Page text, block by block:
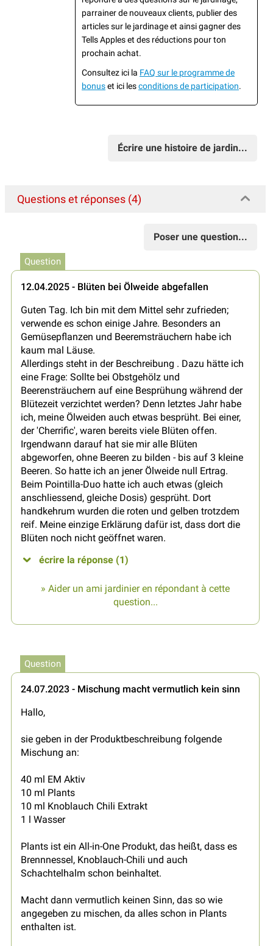
parrainer de nouveaux clients, publier des
articles sur le jardinage et ainsi gagner des
Tells Apples et des réductions pour ton
prochain achat.
Consultez ici la FAQ sur le programme de
bonuset ici lesconditions de participation.
Écrire une histoire de jardin...
Questions et réponses (4)
Poser une question...
Question
12.04.2025 - Blüten bei Ölweide abgefallen
Guten Tag. Ich bin mit dem Mittel sehr zufrieden;
verwende es schon einige Jahre. Besonders an
Gemüsepflanzen und Beeremsträuchern habe ich
kaum mal Läuse.
Allerdings steht in der Beschreibung . Dazu hätte ich
eine Frage: Sollte bei Obstgehölz und
Beerensträuchern auf eine Besprühung während der
Blütezeit verzichtet werden? Denn letztes Jahr habe
ich, meine Ölweiden auch etwas besprüht. Bei einer,
der 'Cherrific', waren bereits viele Blüten offen.
Irgendwann darauf hat sie mir alle Blüten
abgeworfen, ohne Beeren zu bilden - bis auf 3 kleine
Beeren. So hatte ich an jener Ölweide null Ertrag.
Beim Pointilla-Duo hatte ich auch etwas (gleich
anschliessend, gleiche Dosis) gesprüht. Dort
handkehrum wurden die roten und gelben trotzdem
reif. Meine einzige Erklärung dafür ist, dass dort die
Blüten noch nicht geöffnet waren.
écrire la réponse (1)
» Aider un ami jardinier en répondant à cette
question...
Question
24.07.2023 - Mischung macht vermutlich kein sinn
Hallo,
sie geben in der Produktbeschreibung folgende
Mischung an:
40 ml EM Aktiv
10 ml Plants
10 ml Knoblauch Chili Extrakt
1 l Wasser
Plants ist ein All-in-One Produkt, das heißt, dass es
Brennnessel, Knoblauch-Chili und auch
Schachtelhalm schon beinhaltet.
Macht dann vermutlich keinen Sinn, das so wie
angegeben zu mischen, da alles schon in Plants
enthalten ist.